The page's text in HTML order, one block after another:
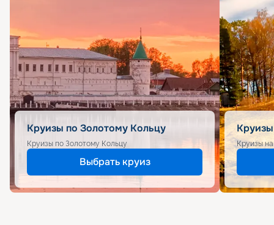
Круизы по Золотому Кольцу
Круизы по Золотому Кольцу
Выбрать круиз
Круизы